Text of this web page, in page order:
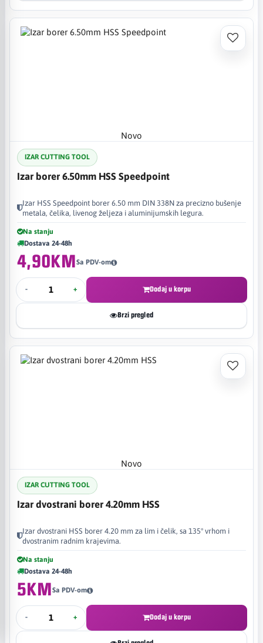
Novo
IZAR CUTTING TOOL
Izar borer 6.50mm HSS Speedpoint
Izar HSS Speedpoint borer 6.50 mm DIN 338N za precizno bušenje
metala, čelika, livenog željeza i aluminijumskih legura.
Na stanju
Dostava 24-48h
4,90KMSa PDV-om
- + Dodaj u korpu
Brzi pregled
Novo
IZAR CUTTING TOOL
Izar dvostrani borer 4.20mm HSS
Izar dvostrani HSS borer 4.20 mm za lim i čelik, sa 135° vrhom i
dvostranim radnim krajevima.
Na stanju
Dostava 24-48h
5KMSa PDV-om
- + Dodaj u korpu